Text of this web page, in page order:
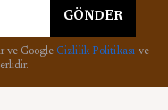
GÖNDER
ve Google Gizlilik Politikası ve